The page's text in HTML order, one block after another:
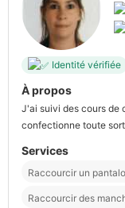
Identité vérifiée
À propos
J'ai suivi des cours de
confectionne toute
Services
Raccourcir un
Raccourcir des